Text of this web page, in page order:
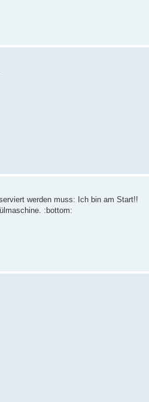
werden muss: Ich bin am Start!!
:bottom: